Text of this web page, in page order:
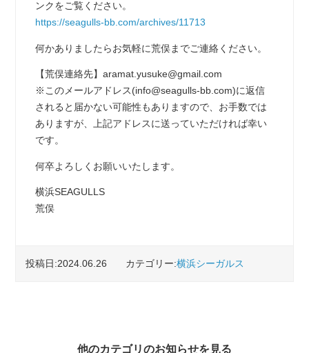
ンクをご覧ください。
https://seagulls-bb.com/archives/11713
何かありましたらお気軽に荒俣までご連絡ください。
【荒俣連絡先】aramat.yusuke@gmail.com
※このメールアドレス(info@seagulls-bb.com)に返信
されると届かない可能性もありますので、お手数では
ありますが、上記アドレスに送っていただければ幸い
です。
何卒よろしくお願いいたします。
横浜SEAGULLS
荒俣
投稿日:2024.06.26 カテゴリー:横浜シーガルス
他のカテゴリのお知らせを見る